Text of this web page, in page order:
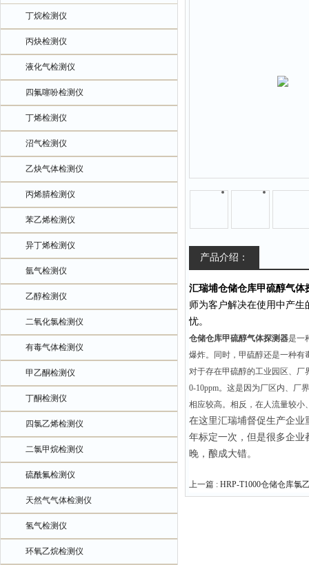
丁烷检测仪
丙炔检测仪
液化气检测仪
四氟噻吩检测仪
丁烯检测仪
沼气检测仪
乙炔气体检测仪
丙烯腈检测仪
苯乙烯检测仪
异丁烯检测仪
氩气检测仪
乙醇检测仪
二氧化氯检测仪
有毒气体检测仪
甲乙酮检测仪
丁酮检测仪
四氯乙烯检测仪
二氯甲烷检测仪
硫酰氟检测仪
天然气气体检测仪
氢气检测仪
环氧乙烷检测仪
产品介绍：
汇瑞埔仓储仓库甲硫醇气体
师为客户解决在使用中产
忧。
仓储仓库甲硫醇气体探测器是一
爆炸。同时，甲硫醇还是一种有
对于存在甲硫醇的工业园区、厂
0-10ppm。这是因为厂区内、厂
相应较高。相反，在人流量较小
在这里汇瑞埔督促生产企
年标定一次，但是很多企
晚，酿成大错。
上一篇 : HRP-T1000仓储仓库氯